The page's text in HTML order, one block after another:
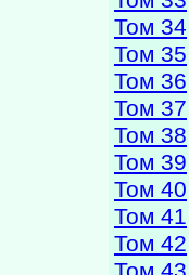
Том 34
Том 35
Том 36
Том 37
Том 38
Том 39
Том 40
Том 41
Том 42